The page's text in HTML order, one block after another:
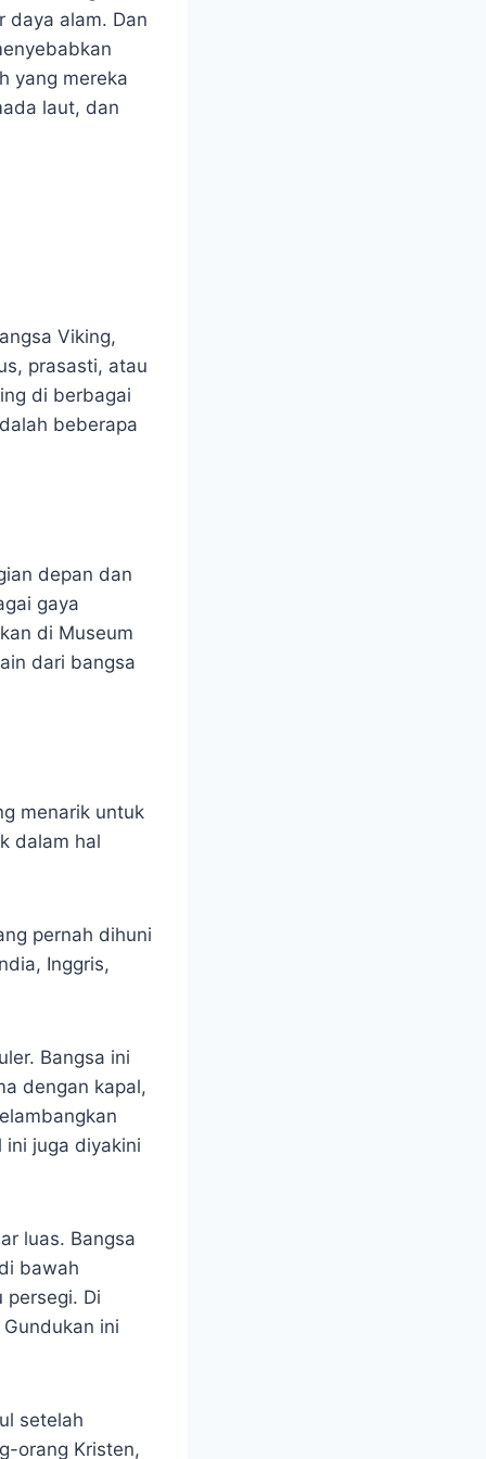
daya alam. Dan
yang mereka
laut, dan
Viking,
prasasti, atau
di berbagai
beberapa
depan dan
gaya
di Museum
dari bangsa
menarik untuk
dalam hal
pernah dihuni
Inggris,
Bangsa ini
dengan kapal,
juga diyakini
luas. Bangsa
bawah
Di
ini
setelah
orang Kristen,